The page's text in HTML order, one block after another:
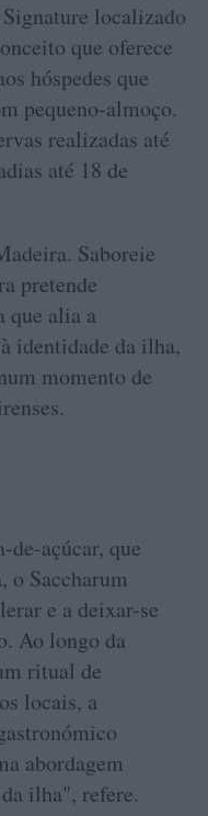
localizado
que oferece
hóspedes que
pequeno-almoço.
realizadas até
até 18 de
Saboreie
pretende
que alia a
identidade da ilha,
momento de
de-açúcar, que
o Saccharum
e a deixar-se
Ao longo da
ritual de
locais, a
abordagem
ilha", refere.